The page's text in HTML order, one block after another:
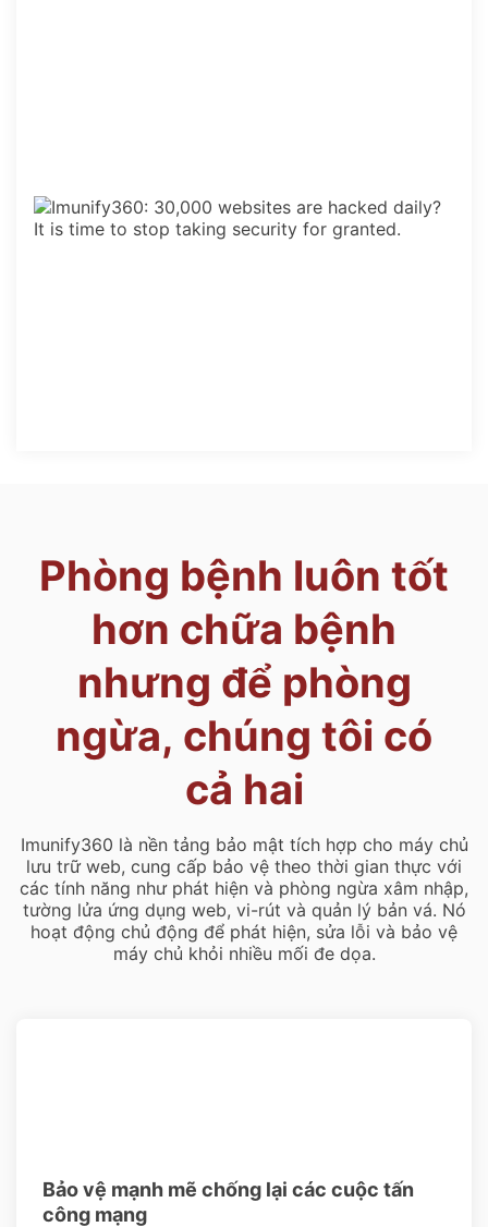
Phòng bệnh luôn tốt
hơn chữa bệnh
nhưng để phòng
ngừa, chúng tôi có
cả hai
Imunify360 là nền tảng bảo mật tích hợp cho máy chủ
lưu trữ web, cung cấp bảo vệ theo thời gian thực với
các tính năng như phát hiện và phòng ngừa xâm nhập,
tường lửa ứng dụng web, vi-rút và quản lý bản vá. Nó
hoạt động chủ động để phát hiện, sửa lỗi và bảo vệ
máy chủ khỏi nhiều mối đe dọa.
Bảo vệ mạnh mẽ chống lại các cuộc tấn
công mạng